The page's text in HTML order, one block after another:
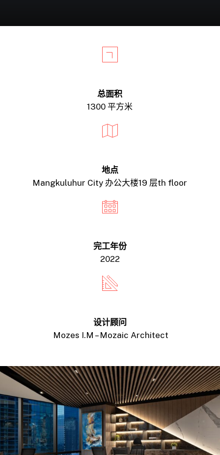
总面积
1300 平方米
地点
Mangkuluhur City 办公大楼19 层th floor
完工年份
2022
设计顾问
Mozes I.M – Mozaic Architect